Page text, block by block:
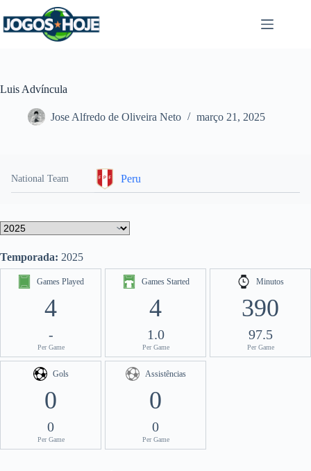
para
o
Luis Advíncula
Jose Alfredo de Oliveira Neto março 21, 2025
National Team Peru
Temporada: 2025
Games Played
4
-
Per Game
Games Started
4
1.0
Per Game
Minutos
390
97.5
Per Game
Gols
0
0
Per Game
Assistências
0
0
Per Game